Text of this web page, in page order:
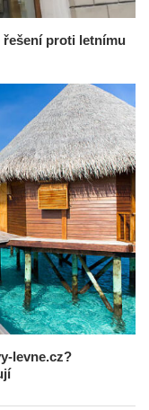
proti letnímu
levne.cz?